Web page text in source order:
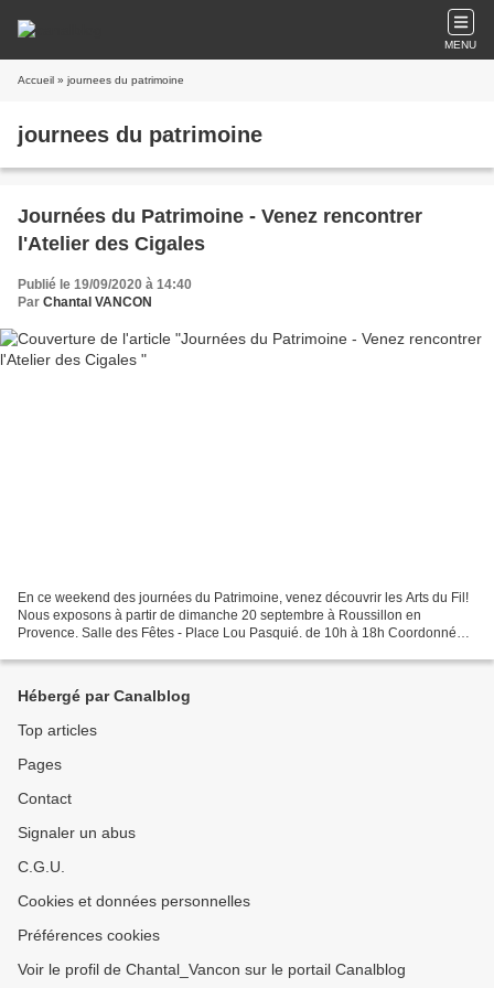
MENU
Accueil » journees du patrimoine
journees du patrimoine
Journées du Patrimoine - Venez rencontrer
l'Atelier des Cigales
Publié le 19/09/2020 à 14:40
Par Chantal VANCON
En ce weekend des journées du Patrimoine, venez découvrir les Arts du Fil!
Nous exposons à partir de dimanche 20 septembre à Roussillon en
Provence. Salle des Fêtes - Place Lou Pasquié. de 10h à 18h Coordonnées
Hébergé par Canalblog
Top articles
Pages
Contact
Signaler un abus
C.G.U.
Cookies et données personnelles
Préférences cookies
Voir le profil de Chantal_Vancon sur le portail Canalblog